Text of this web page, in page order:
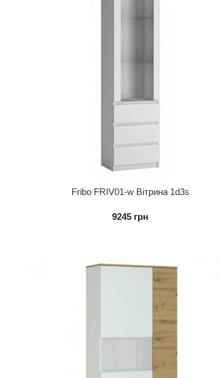
Fribo FRIV01-w Вітрина 1d3s
9245 грн